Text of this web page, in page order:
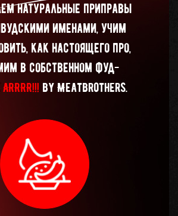
0
натуральные приправы
именами, учим
как настоящего про,
в собственном фуд-
ARRRR!!! by Meatbrothers.